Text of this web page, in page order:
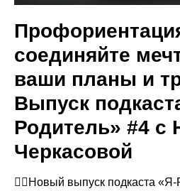
соединяйте
ваши планы и
Выпуск
Родитель» #4 с
Черкасовой
❤️‍🔥Новый выпуск подкаста